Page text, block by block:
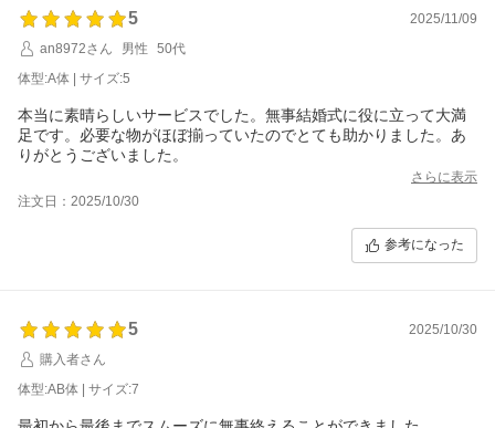
5
2025/11/09
an8972さん
男性
50代
体型:A体 | サイズ:5
本当に素晴らしいサービスでした。無事結婚式に役に立って大満
足です。必要な物がほぼ揃っていたのでとても助かりました。あ
りがとうございました。
さらに表示
注文日：2025/10/30
参考になった
5
2025/10/30
購入者さん
体型:AB体 | サイズ:7